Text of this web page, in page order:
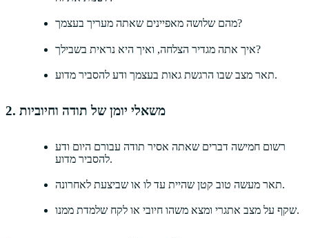
מהם שלושה מאפיינים שאתה מעריך בעצמך?
איך אתה מגדיר הצלחה, ואיך היא נראית בשבילך?
תאר מצב שבו הרגשת גאות בעצמך ודע להסביר מדוע.
2. משאלי יומן של תודה וחיוביות
רשום חמישה דברים שאתה אסיר תודה עבורם היום ודע
להסביר מדוע.
תאר מעשה טוב קטן שהיית עד לו או שביצעת לאחרונה.
שקף על מצב אתגרי ומצא משהו חיובי או לקח שלמדת ממנו.